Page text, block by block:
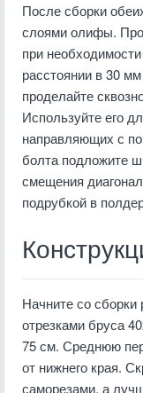
После сборки
слоями олифы.
при
расстоянии в 30
проделайте
Используйте его
направляющих с
болта подложите
смещения
подрубкой в
Начните со
отрезками бруса
75 см. Среднюю
от нижнего края.
саморезами, а